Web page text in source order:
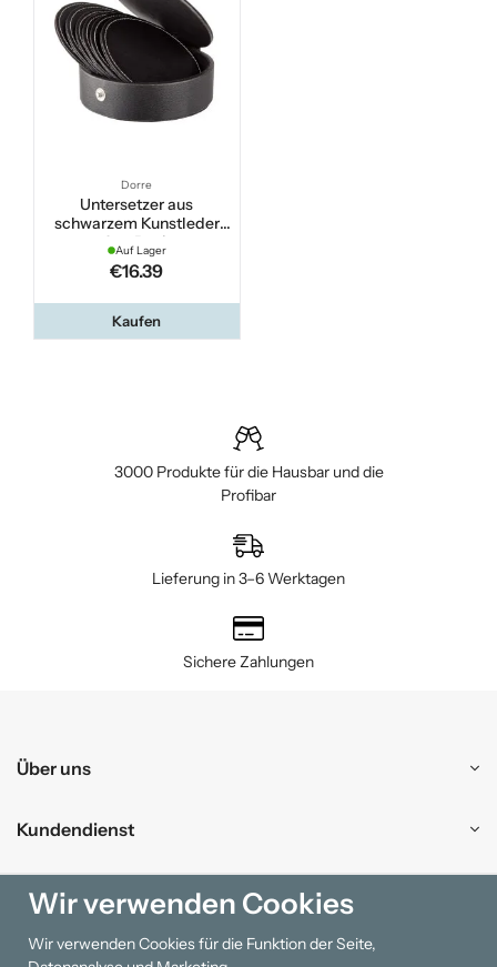
Dorre
Untersetzer aus
schwarzem Kunstleder
6er-Pack
Auf Lager
€16.39
Kaufen
3000 Produkte für die Hausbar und die
Profibar
Lieferung in 3–6 Werktagen
Sichere Zahlungen
Über uns
Kundendienst
Einkaufen
Information
Wir verwenden Cookies
Wir verwenden Cookies für die Funktion der Seite,